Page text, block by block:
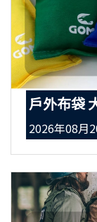
戶外布袋
2026年08月